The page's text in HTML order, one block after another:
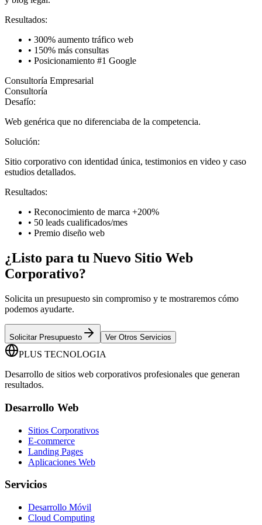
Resultados:
• 300% aumento tráfico web
• 150% más consultas
• Posicionamiento #1 Google
Consultoría Empresarial
Consultoría
Desafío:
Web genérica que no diferenciaba de la competencia.
Solución:
Sitio corporativo con identidad única, testimonios en video y caso
estudios detallados.
Resultados:
• Reconocimiento de marca +200%
• 50 leads cualificados/mes
• Premio diseño web
¿Listo para tu Nuevo Sitio Web
Corporativo?
Solicita un presupuesto sin compromiso y te mostraremos cómo
podemos ayudarte.
Solicitar Presupuesto Ver Otros Servicios
PLUS TECNOLOGIA
Desarrollo de sitios web corporativos profesionales que generan
resultados.
Desarrollo Web
Sitios Corporativos
E-commerce
Landing Pages
Aplicaciones Web
Servicios
Desarrollo Móvil
Cloud Computing